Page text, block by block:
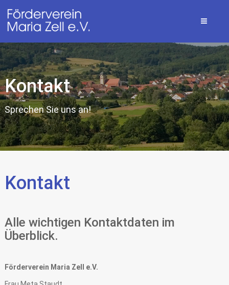
Kontakt
Sprechen Sie uns an!
Kontakt
Alle wichtigen Kontaktdaten im
Überblick.
Förderverein Maria Zell e.V.